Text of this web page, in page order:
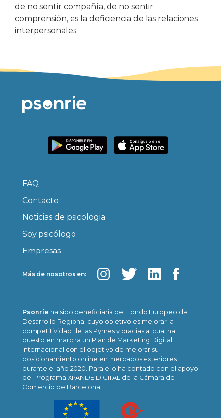
de no sentir compañía, de no sentir
comprensión, es la deficiencia de las relaciones
interpersonales.
FAQ
Contacto
Noticias de psicologia
Soy psicólogo
Empresas
Más de nosotros en:
Psonríe ha sido beneficiaria del Fondo Europeo de
Desarrollo Regional cuyo objetivo es mejorar la
competitividad de las Pymes y gracias al cual ha
puesto en marcha un Plan de Marketing Digital
Internacional con el objetivo de mejorar su
posicionamiento online en mercados exteriores
durante el año 2020. Para ello ha contado con el apoyo
del Programa XPANDE DIGITAL de la Cámara de
Comercio de Barcelona.